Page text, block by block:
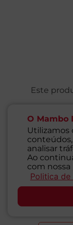
O Mambo
Utilizamos
analisar
Ao
com nossa
Politica de
Este
Este